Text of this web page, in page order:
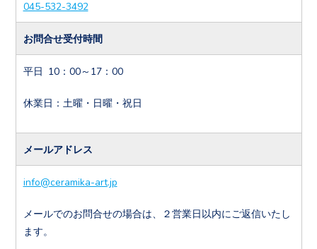
045-532-3492
お問合せ受付時間
平日 10：00～17：00
休業日：土曜・日曜・祝日
メールアドレス
info@ceramika-art.jp
メールでのお問合せの場合は、２営業日以内にご返信いたし
ます。